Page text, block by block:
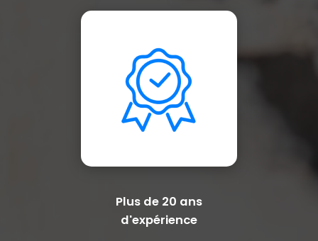
Plus de 20 ans
d'expérience